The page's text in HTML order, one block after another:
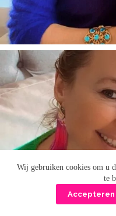
Wij gebruiken cookies om u
te
Accepteren